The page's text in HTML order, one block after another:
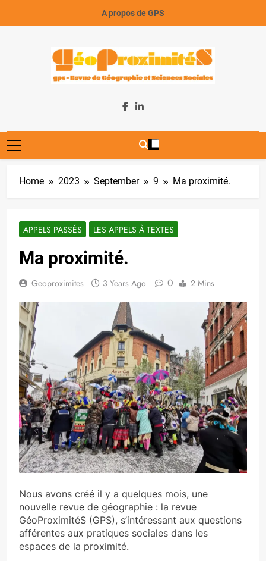
A propos de GPS
GeoProximiteS
Home 2023 September 9 Ma proximité.
APPELS PASSÉS LES APPELS À TEXTES
Ma proximité.
Geoproximites 3 Years Ago 0 2 Mins
Nous avons créé il y a quelques mois, une
nouvelle revue de géographie : la revue
GéoProximitéS (GPS), s’intéressant aux questions
afférentes aux pratiques sociales dans les
espaces de la proximité.